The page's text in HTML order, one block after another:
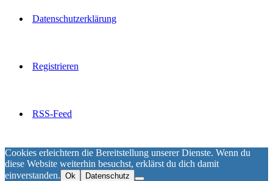
Datenschutzerklärung
Registrieren
RSS-Feed
Cookies erleichtern die Bereitstellung unserer Dienste. Wenn du
diese Website weiterhin besuchst, erklärst du dich damit
einverstanden. Ok Datenschutz